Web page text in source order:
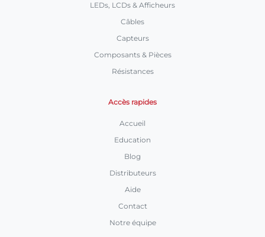
LEDs, LCDs & Afficheurs
Câbles
Capteurs
Composants & Pièces
Résistances
Accès rapides
Accueil
Education
Blog
Distributeurs
Aide
Contact
Notre équipe